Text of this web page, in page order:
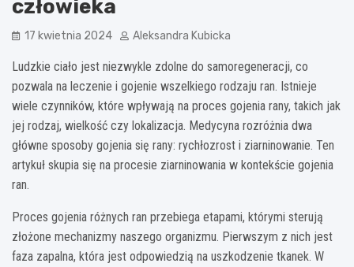
człowieka
17 kwietnia 2024 Aleksandra Kubicka
Ludzkie ciało jest niezwykle zdolne do samoregeneracji, co
pozwala na leczenie i gojenie wszelkiego rodzaju ran. Istnieje
wiele czynników, które wpływają na proces gojenia rany, takich jak
jej rodzaj, wielkość czy lokalizacja. Medycyna rozróżnia dwa
główne sposoby gojenia się rany: rychłozrost i ziarninowanie. Ten
artykuł skupia się na procesie ziarninowania w kontekście gojenia
ran.
Proces gojenia różnych ran przebiega etapami, którymi sterują
złożone mechanizmy naszego organizmu. Pierwszym z nich jest
faza zapalna, która jest odpowiedzią na uszkodzenie tkanek. W